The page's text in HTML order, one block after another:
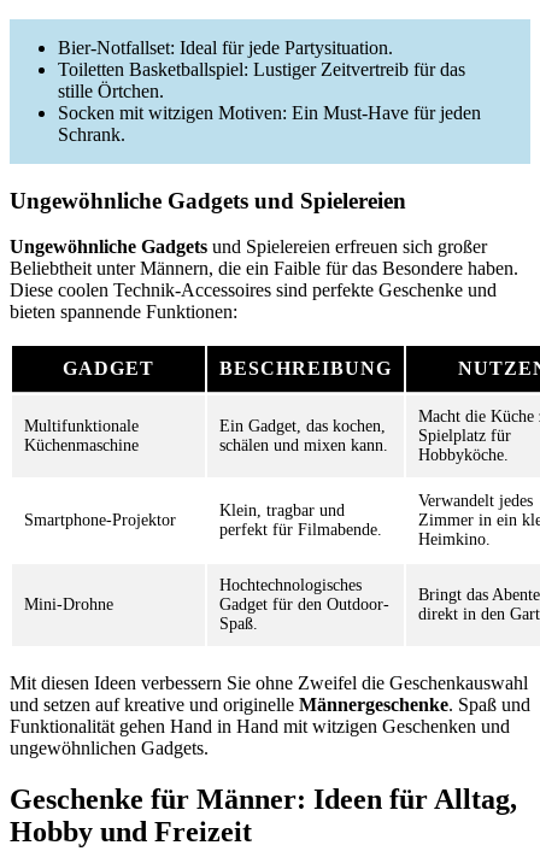
Bier-Notfallset: Ideal für jede Partysituation.
Toiletten Basketballspiel: Lustiger Zeitvertreib für das
stille Örtchen.
Socken mit witzigen Motiven: Ein Must-Have für jeden
Schrank.
Ungewöhnliche Gadgets und Spielereien
Ungewöhnliche Gadgets und Spielereien erfreuen sich großer
Beliebtheit unter Männern, die ein Faible für das Besondere haben.
Diese coolen Technik-Accessoires sind perfekte Geschenke und
bieten spannende Funktionen:
GADGET BESCHREIBUNG
Multifunktionale
Küchenmaschine
Ein Gadget, das kochen,
schälen und mixen kann.
Macht die Küche
Spielplatz für
Hobbyköche.
Smartphone-Projektor
Klein, tragbar und
perfekt für Filmabende.
Verwandelt jedes
Zimmer in ein
Heimkino.
Mini-Drohne
Hochtechnologisches
Gadget für den Outdoor-
Spaß.
Bringt das
direkt in den
Mit diesen Ideen verbessern Sie ohne Zweifel die Geschenkauswahl
und setzen auf kreative und originelle Männergeschenke. Spaß und
Funktionalität gehen Hand in Hand mit witzigen Geschenken und
ungewöhnlichen Gadgets.
Geschenke für Männer: Ideen für Alltag,
Hobby und Freizeit